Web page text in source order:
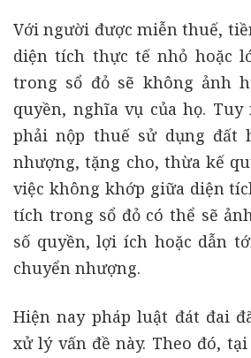
Với người được miễn thuế,
diện tích thực tế nhỏ hoặc
trong sổ đỏ sẽ không ảnh
quyền, nghĩa vụ của họ.
phải nộp thuế sử dụng đất
nhượng, tặng cho, thừa kế
việc không khớp giữa diện
tích trong sổ đỏ có thể sẽ
số quyền, lợi ích hoặc dẫn
chuyển nhượng.
Hiện nay pháp luật đát đai
xử lý vấn đề này. Theo đó,